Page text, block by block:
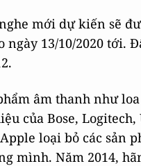
mới dự kiến sẽ
ngày 13/10/2020 tới.
âm thanh như
của Bose,
loại bỏ các sản
mình. Năm 2014,